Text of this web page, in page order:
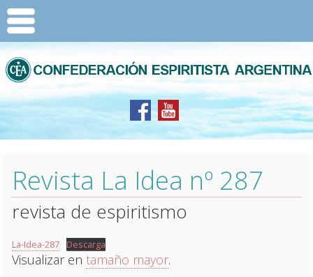
Revista La Idea nº 287
revista de espiritismo
La-Idea-287 Descarga
Visualizar entamaño mayor.